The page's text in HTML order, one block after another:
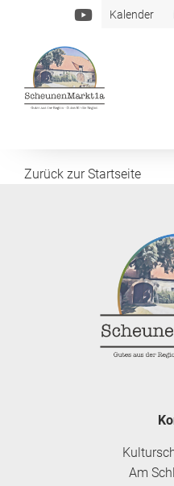
Kalender
Zurück zur Startseite
Am